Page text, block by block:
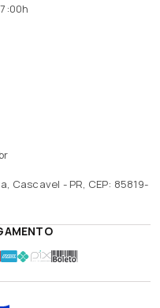
Cascavel - PR, CEP: 85819-